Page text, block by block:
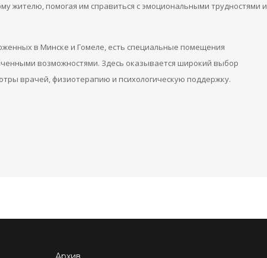
жителю, помогая им справиться с эмоциональными трудностями и
в Минске и Гомеле, есть специальные помещения
возможностями. Здесь оказывается широкий выбор
врачей, физиотерапию и психологическую поддержку.